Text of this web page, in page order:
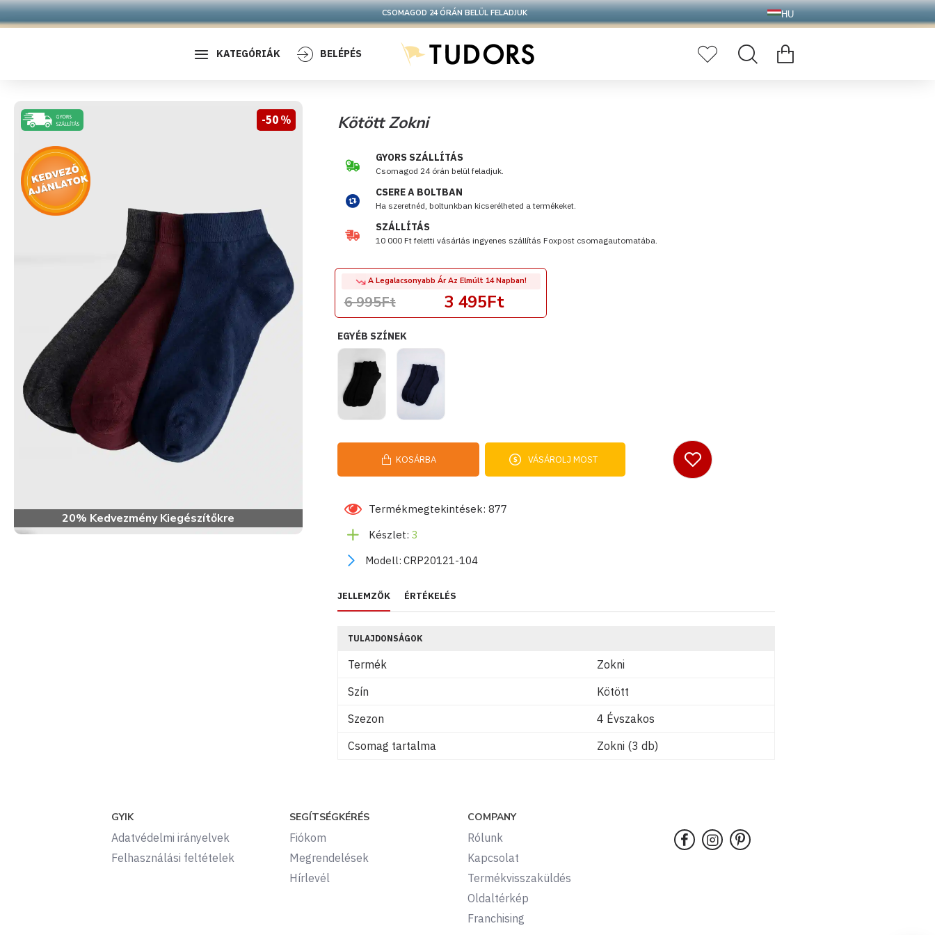
CSOMAGOD 24 ÓRÁN BELÜL FELADJUK
KATEGÓRIÁK BELÉPÉS
HU
20% Kedvezmény Kiegészítőkre
-50 % Kötött Zokni
Készlet: 3
Modell: CRP20121-104
Termékmegtekintések: 877
3 495Ft
A Legalacsonyabb Ár Az Elmúlt 14 Napban!
6 995Ft
KOSÁRBA VÁSÁROLJ MOST
EGYÉB SZÍNEK
GYORS SZÁLLÍTÁS
Csomagod 24 órán belül feladjuk.
CSERE A BOLTBAN
Ha szeretnéd, boltunkban kicserélheted a termékeket.
SZÁLLÍTÁS
10 000 Ft feletti vásárlás ingyenes szállítás Foxpost csomagautomatába.
JELLEMZŐK ÉRTÉKELÉS
TULAJDONSÁGOK
Termék
Zokni
Szín
Kötött
Szezon
4 Évszakos
Csomag tartalma
Zokni (3 db)
GYIK
Adatvédelmi irányelvek
Felhasználási feltételek
SEGÍTSÉGKÉRÉS
Fiókom
Megrendelések
Hírlevél
COMPANY
Rólunk
Kapcsolat
Termékvisszaküldés
Oldaltérkép
Franchising